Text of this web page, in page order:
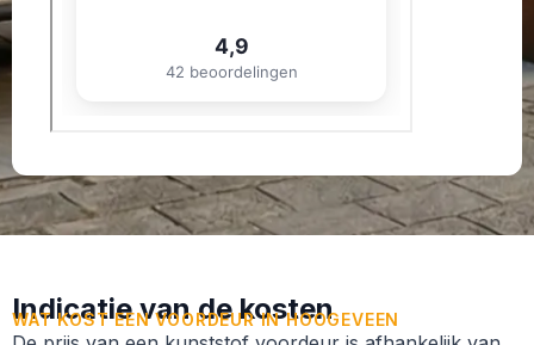
Indicatie van de kosten
WAT KOST EEN VOORDEUR IN HOOGEVEEN